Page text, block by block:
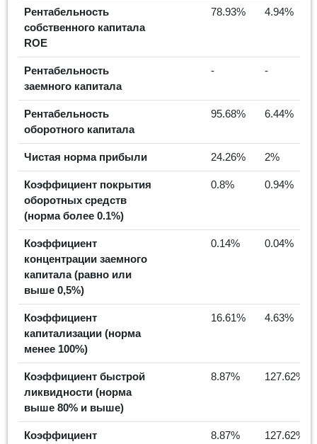
Рентабельность
собственного капитала
ROE
78.93% 4.94%
Рентабельность
заемного капитала
- -
Рентабельность
оборотного капитала
95.68% 6.44%
Чистая норма прибыли 24.26% 2%
Коэффициент покрытия
оборотных средств
(норма более 0.1%)
0.8% 0.94%
Коэффициент
концентрации заемного
капитала (равно или
выше 0,5%)
0.14% 0.04%
Коэффициент
капитализации (норма
менее 100%)
16.61% 4.63%
Коэффициент быстрой
ликвидности (норма
выше 80% и выше)
8.87% 127.62%
Коэффициент
8.87% 127.62%